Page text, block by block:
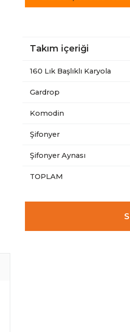
Takım içeriği
160 Lık Başlıklı Karyola
Gardrop
Komodin
Şifonyer
Şifonyer Aynası
TOPLAM